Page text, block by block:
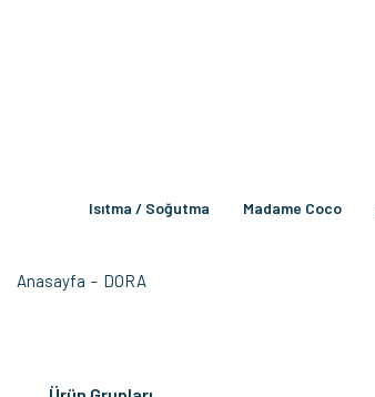
Isıtma / Soğutma Madame Coco
Anasayfa DORA